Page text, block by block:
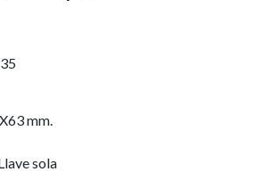
mm.
sola